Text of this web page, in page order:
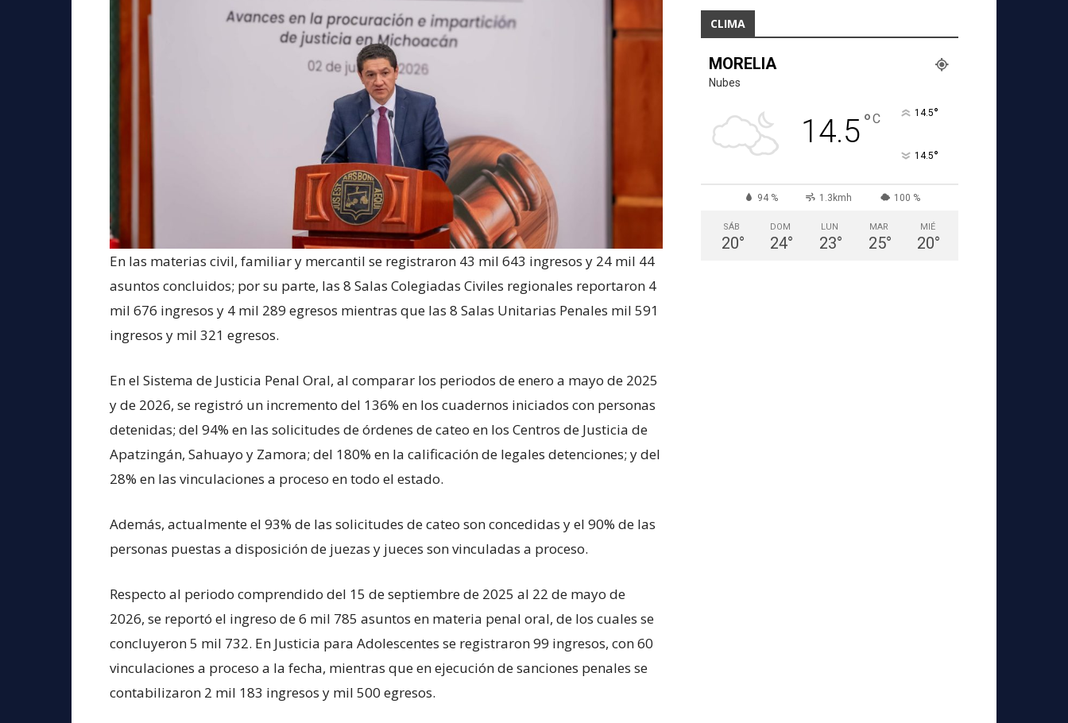
En las materias civil, familiar y mercantil se registraron 43 mil 643 ingresos y 24 mil 44
asuntos concluidos; por su parte, las 8 Salas Colegiadas Civiles regionales reportaron 4
mil 676 ingresos y 4 mil 289 egresos mientras que las 8 Salas Unitarias Penales mil 591
ingresos y mil 321 egresos.
En el Sistema de Justicia Penal Oral, al comparar los periodos de enero a mayo de 2025
y de 2026, se registró un incremento del 136% en los cuadernos iniciados con personas
detenidas; del 94% en las solicitudes de órdenes de cateo en los Centros de Justicia de
Apatzingán, Sahuayo y Zamora; del 180% en la calificación de legales detenciones; y del
28% en las vinculaciones a proceso en todo el estado.
Además, actualmente el 93% de las solicitudes de cateo son concedidas y el 90% de las
personas puestas a disposición de juezas y jueces son vinculadas a proceso.
Respecto al periodo comprendido del 15 de septiembre de 2025 al 22 de mayo de
2026, se reportó el ingreso de 6 mil 785 asuntos en materia penal oral, de los cuales se
concluyeron 5 mil 732. En Justicia para Adolescentes se registraron 99 ingresos, con 60
vinculaciones a proceso a la fecha, mientras que en ejecución de sanciones penales se
contabilizaron 2 mil 183 ingresos y mil 500 egresos.
CLIMA
MORELIA
Nubes
14.5°C 14.5°
14.5°
94 % 1.3kmh 100 %
SÁB
20°
DOM
24°
LUN
23°
MAR
25°
MIÉ
20°